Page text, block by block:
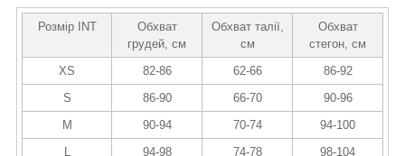
Розмір INT
Обхват
грудей, см
Обхват талії,
см
Обхват
стегон, см
XS
82-86 62-66
86-92
S
86-90 66-70
90-96
M
90-94 70-74
94-100
94-98 74-78
98-104